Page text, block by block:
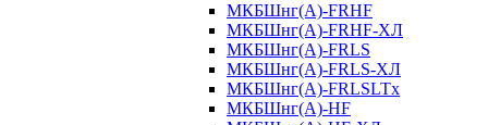
МКБШнг(А)-FRHF
МКБШнг(А)-FRHF-ХЛ
МКБШнг(А)-FRLS
МКБШнг(А)-FRLS-ХЛ
МКБШнг(А)-FRLSLTx
МКБШнг(А)-HF